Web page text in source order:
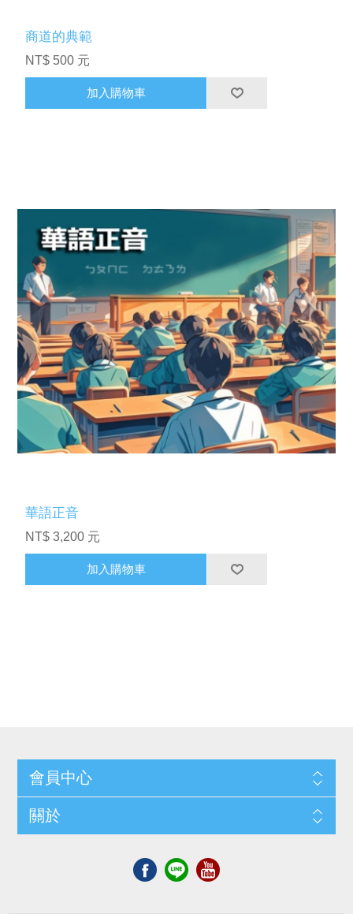
商道的典範
NT$ 500 元
加入購物車
華語正音
NT$ 3,200 元
加入購物車
會員中心
關於